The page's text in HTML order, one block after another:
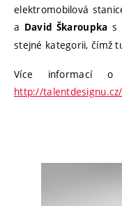
elektromobilová
a David Škaroupka s
stejné kategorii, čímž
Více informací
http://